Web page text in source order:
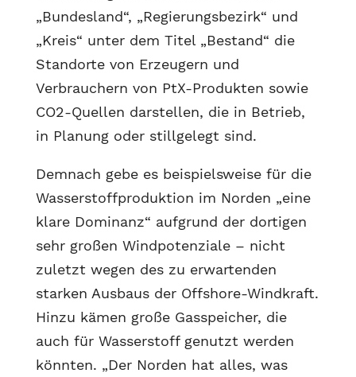
„Bundesland“, „Regierungsbezirk“ und
„Kreis“ unter dem Titel „Bestand“ die
Standorte von Erzeugern und
Verbrauchern von PtX-Produkten sowie
CO2-Quellen darstellen, die in Betrieb,
in Planung oder stillgelegt sind.
Demnach gebe es beispielsweise für die
Wasserstoffproduktion im Norden „eine
klare Dominanz“ aufgrund der dortigen
sehr großen Windpotenziale – nicht
zuletzt wegen des zu erwartenden
starken Ausbaus der Offshore-Windkraft.
Hinzu kämen große Gasspeicher, die
auch für Wasserstoff genutzt werden
könnten. „Der Norden hat alles, was